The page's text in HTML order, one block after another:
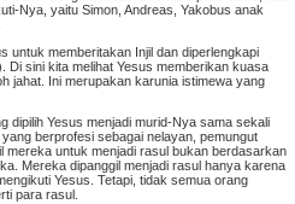
Nya, yaitu Simon, Andreas, Yakobus anak
untuk memberitakan Injil dan diperlengkapi
sini kita melihat Yesus memberikan kuasa
jahat. Ini merupakan karunia istimewa yang
dipilih Yesus menjadi murid-Nya sama sekali
berprofesi sebagai nelayan, pemungut
mereka untuk menjadi rasul bukan berdasarkan
Mereka dipanggil menjadi rasul hanya karena
Yesus. Tetapi, tidak semua orang
para rasul.